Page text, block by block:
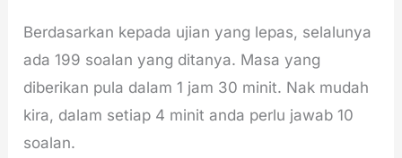
Berdasarkan kepada ujian yang lepas, selalunya
ada 199 soalan yang ditanya. Masa yang
diberikan pula dalam 1 jam 30 minit. Nak mudah
kira, dalam setiap 4 minit anda perlu jawab 10
soalan.